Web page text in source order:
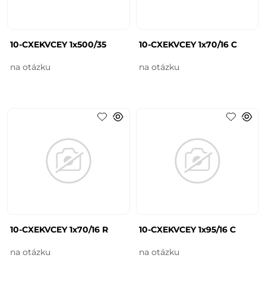
10-CXEKVCEY 1x500/35
na otázku
10-CXEKVCEY 1x70/16 C
na otázku
10-CXEKVCEY 1x70/16 R
na otázku
10-CXEKVCEY 1x95/16 C
na otázku